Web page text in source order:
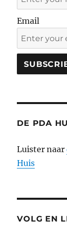
Email
DE PDA
Luister naar
Huis
VOLG EN